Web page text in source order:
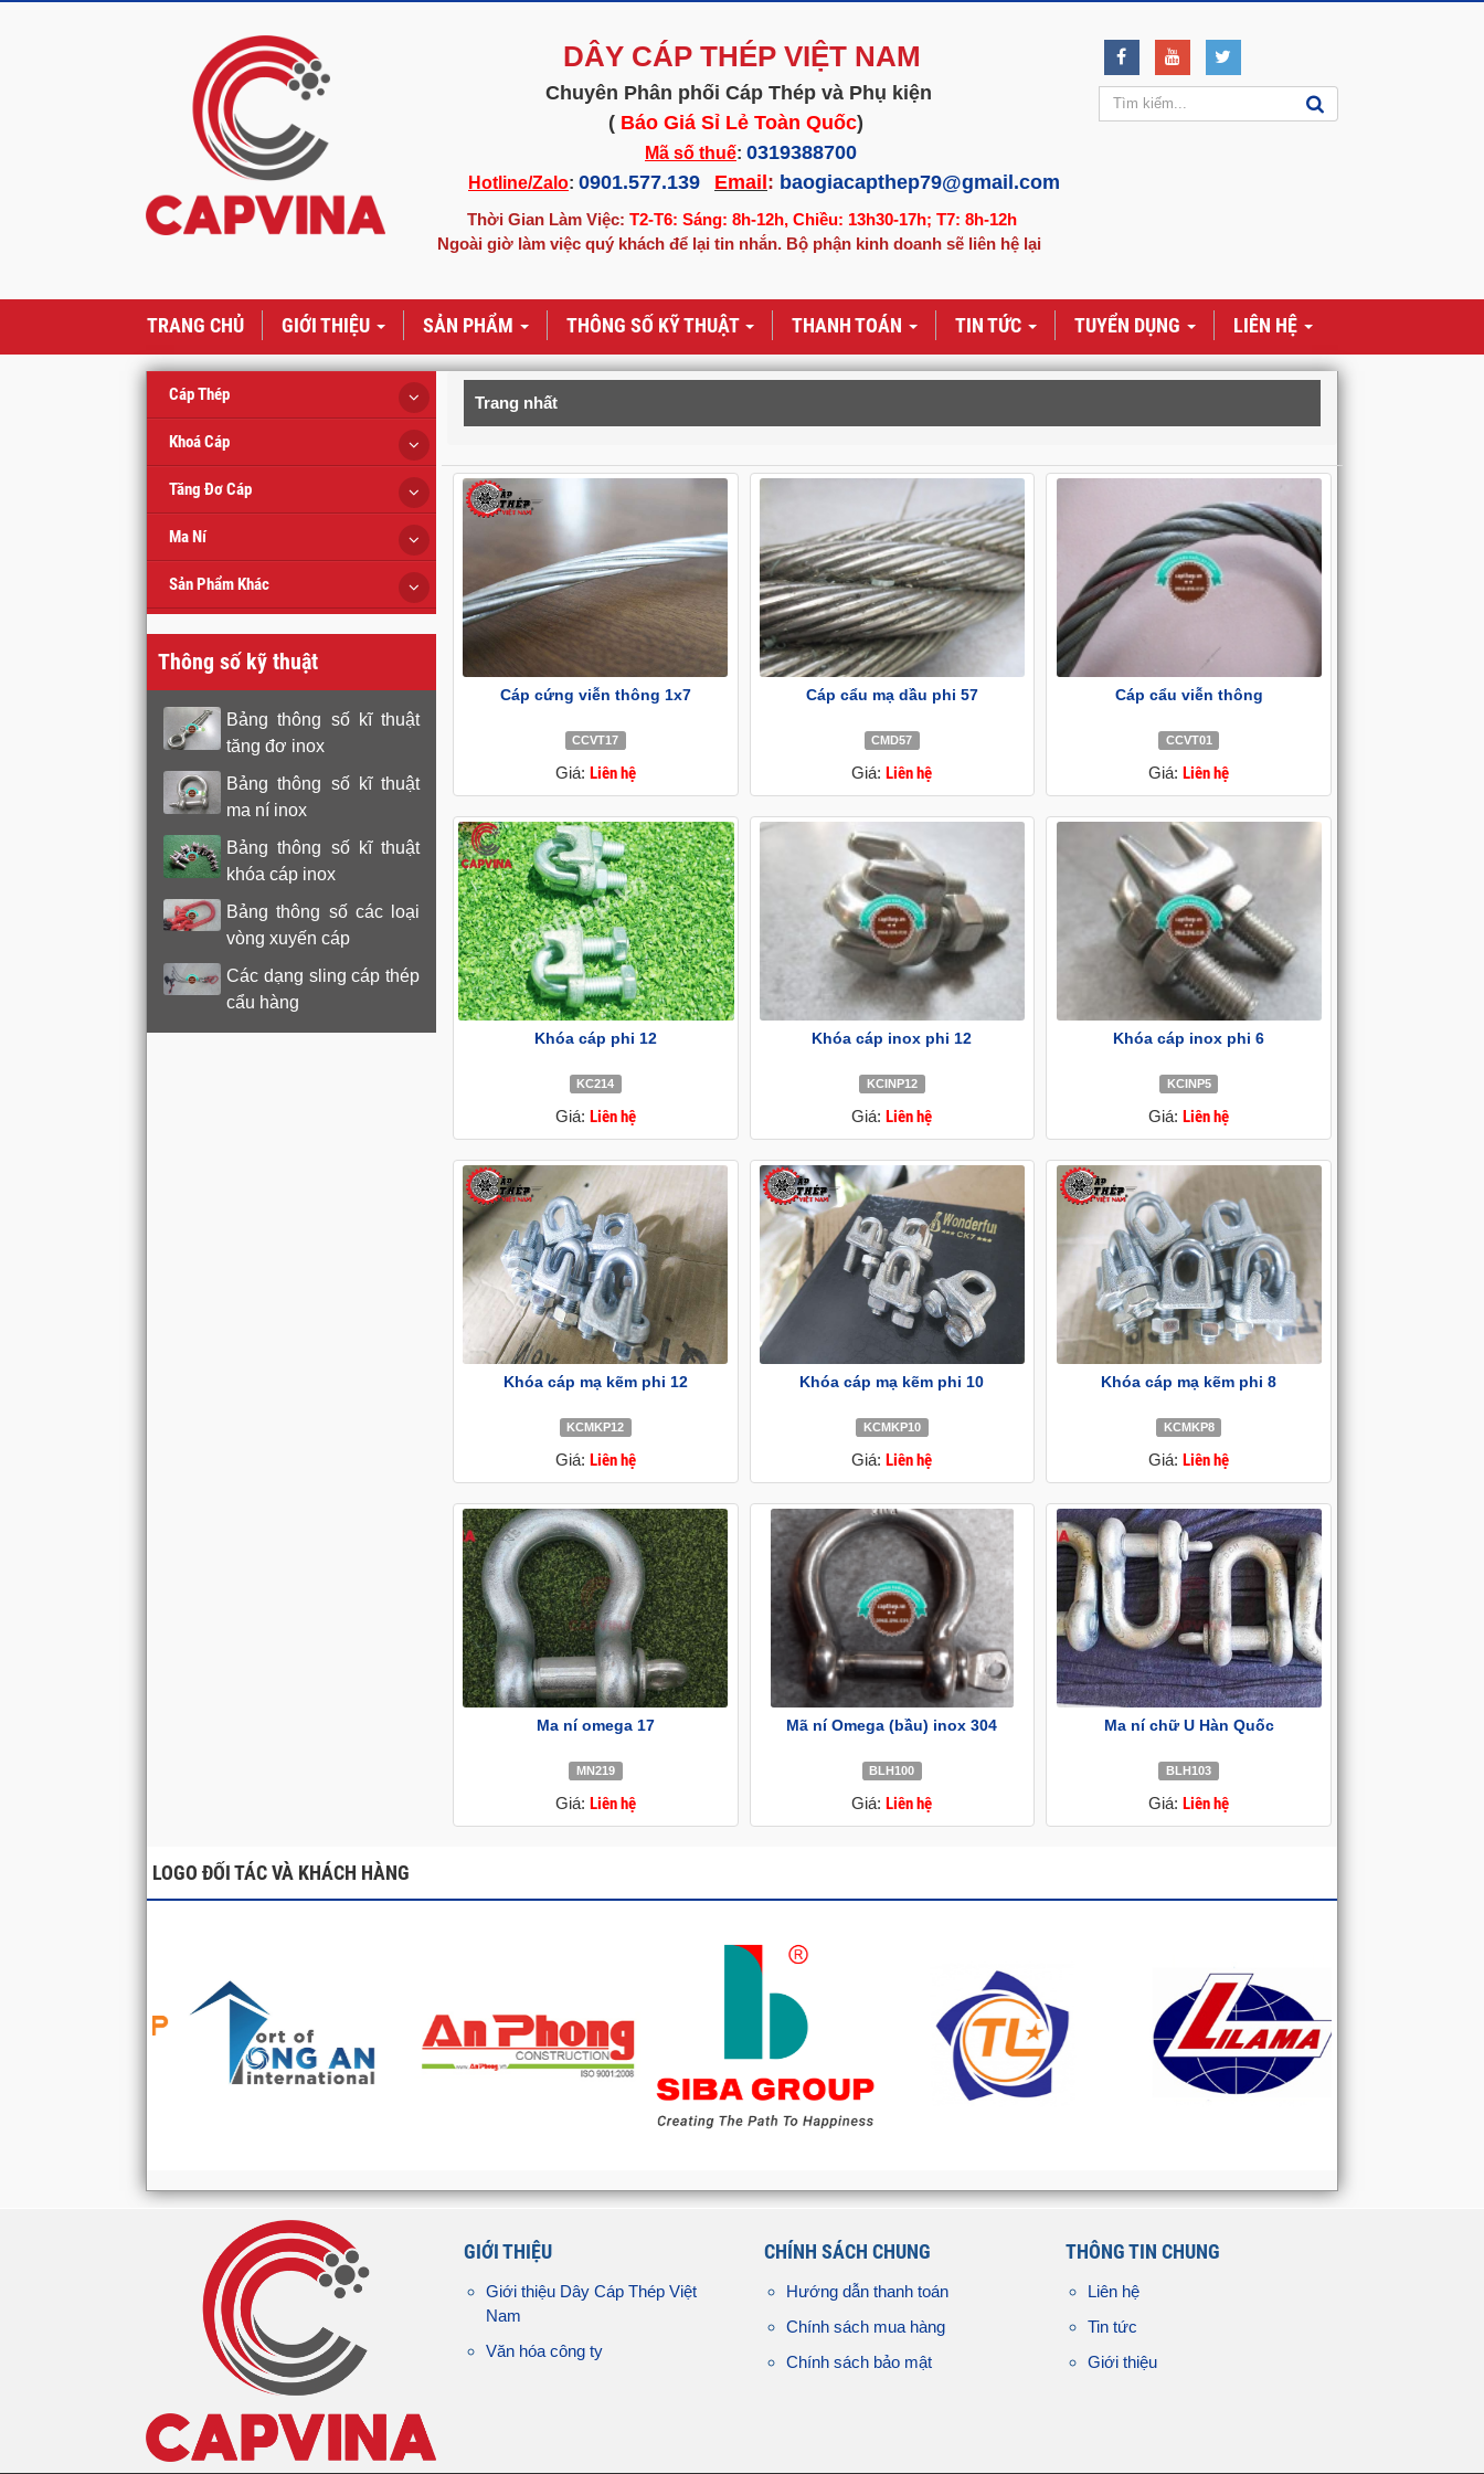
DÂY CÁP THÉP VIỆT NAM
Chuyên Phân phối Cáp Thép và Phụ kiện
( Báo Giá Sỉ Lẻ Toàn Quốc)
Mã số thuế: 0319388700
Hotline/Zalo: 0901.577.139 Email : baogiacapthep79@gmail.com
Thời Gian Làm Việc: T2-T6: Sáng: 8h-12h, Chiều: 13h30-17h; T7: 8h-12h
Ngoài giờ làm việc quý khách để lại tin nhắn. Bộ phận kinh doanh sẽ liên hệ lại
TRANG CHỦ GIỚI THIỆU SẢN PHẨM THÔNG SỐ KỸ THUẬT THANH TOÁN TIN TỨC TUYỂN DỤNG LIÊN HỆ
Trang nhất
Cáp cứng viễn thông 1x7
CCVT17
Giá: Liên hệ
Cáp cẩu mạ dầu phi 57
CMD57
Giá:Liên hệ
Cáp cẩu viễn thông
CCVT01
Giá:Liên hệ
Khóa cáp phi 12
KC214
Giá: Liên hệ
Khóa cáp inox phi 12
KCINP12
Giá:Liên hệ
Khóa cáp inox phi 6
KCINP5
Giá:Liên hệ
Khóa cáp mạ kẽm phi 12
KCMKP12
Giá: Liên hệ
Khóa cáp mạ kẽm phi 10
KCMKP10
Giá:Liên hệ
Khóa cáp mạ kẽm phi 8
KCMKP8
Giá:Liên hệ
Ma ní omega 17
MN219
Giá: Liên hệ
Mã ní Omega (bầu) inox 304
BLH100
Giá:Liên hệ
Ma ní chữ U Hàn Quốc
BLH103
Giá:Liên hệ
Cáp Thép
Khoá Cáp
Tăng Đơ Cáp
Ma Ní
Sản Phẩm Khác
Thông số kỹ thuật
Bảng thông số kĩ thuật
tăng đơ inox
Bảng thông số kĩ thuật
ma ní inox
Bảng thông số kĩ thuật
khóa cáp inox
Bảng thông số các loại
vòng xuyến cáp
Các dạng sling cáp thép
cẩu hàng
LOGO ĐỐI TÁC VÀ KHÁCH HÀNG
GIỚI THIỆU
Giới thiệu Dây Cáp Thép Việt
Nam
Văn hóa công ty
CHÍNH SÁCH CHUNG
Hướng dẫn thanh toán
Chính sách mua hàng
Chính sách bảo mật
THÔNG TIN CHUNG
Liên hệ
Tin tức
Giới thiệu